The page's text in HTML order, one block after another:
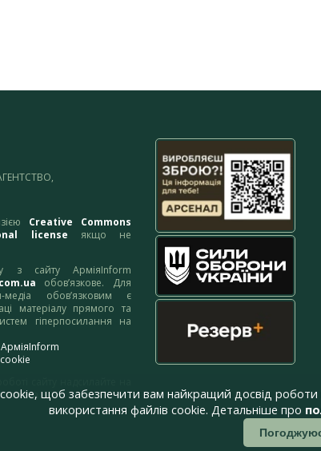
Creative Commons
license якщо не
з сайту АрміяInform
обов’язкове. Для
медіа обов’язковим є
матеріалу прямого та
гіперпосилання на
щоб забезпечити вам найкращий досвід
використання файлів cookie. Детальніше про